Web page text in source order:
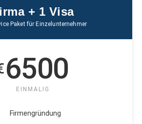
+ 1 Visa
Paket für Einzelunternehmer
6500
EINMALIG
Firmengründung